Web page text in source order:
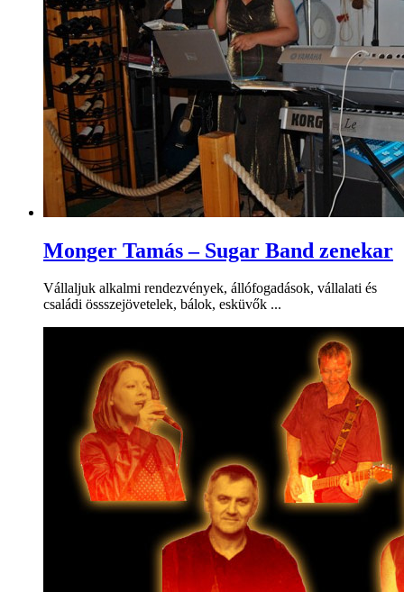
Monger Tamás – Sugar Band zenekar
Vállaljuk alkalmi rendezvények, állófogadások, vállalati és
családi össszejövetelek, bálok, esküvők ...